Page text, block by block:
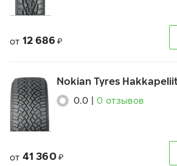
от 12 686 ₽
Nokian Tyres
0.0 0 отзывов
от 41 360 ₽